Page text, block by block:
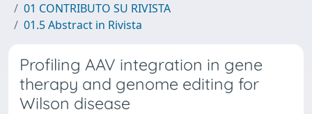
01 CONTRIBUTO SU RIVISTA
01.5 Abstract in Rivista
Profiling AAV integration in gene
therapy and genome editing for
Wilson disease